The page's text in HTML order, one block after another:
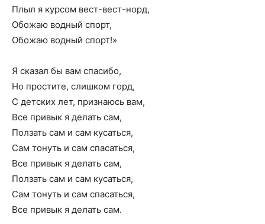
Плыл я курсом вест-вест-норд,
Обожаю водный спорт,
Обожаю водный спорт!»
Я сказал бы вам спасибо,
Но простите, слишком горд,
С детских лет, признаюсь вам,
Все привык я делать сам,
Ползать сам и сам кусаться,
Сам тонуть и сам спасаться,
Все привык я делать сам,
Ползать сам и сам кусаться,
Сам тонуть и сам спасаться,
Все привык я делать сам.